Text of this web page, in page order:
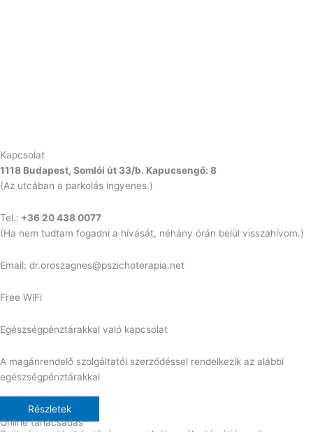
Kapcsolat
1118 Budapest, Somlói út 33/b. Kapucsengő: 8
(Az utcában a parkolás ingyenes.)
Tel.: +36 20 438 0077
(Ha nem tudtam fogadni a hívását, néhány órán belül visszahívom.)
Email: dr.oroszagnes@pszichoterapia.net
Free WiFi
Egészségpénztárakkal való kapcsolat
A magánrendelő szolgáltatói szerződéssel rendelkezik az alábbi
egészségpénztárakkal
Részletek
Online tanácsadás